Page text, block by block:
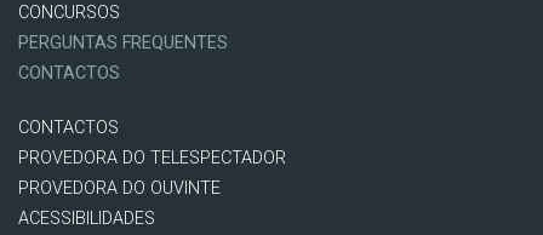
CONCURSOS
PERGUNTAS FREQUENTES
CONTACTOS
CONTACTOS
PROVEDORA DO TELESPECTADOR
PROVEDORA DO OUVINTE
ACESSIBILIDADES